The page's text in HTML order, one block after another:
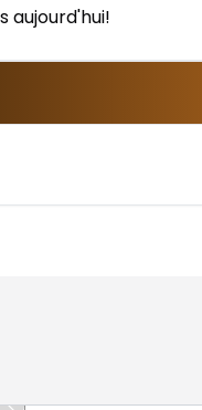
aujourd'hui!